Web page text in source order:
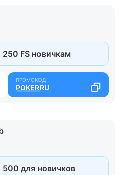
FS новичкам
POKERRU
500 для новичков